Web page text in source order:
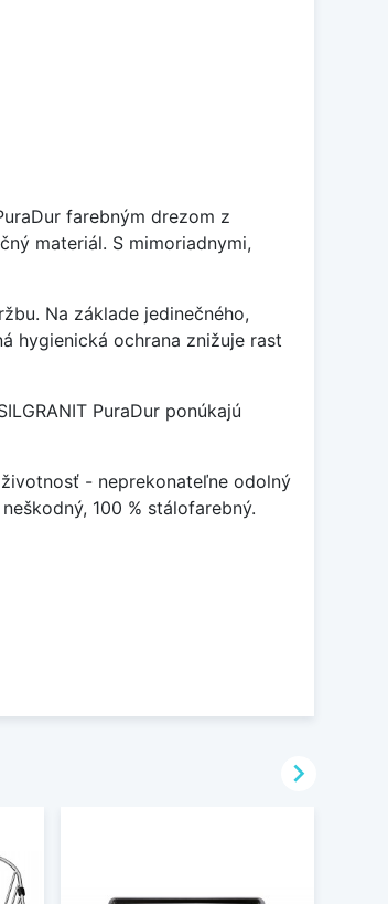
farebným drezom z
materiál. S mimoriadnymi,
Na základe jedinečného,
hygienická ochrana znižuje rast
PuraDur ponúkajú
- neprekonateľne odolný
100 % stálofarebný.
